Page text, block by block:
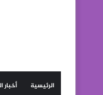
الرئيسية أخبار